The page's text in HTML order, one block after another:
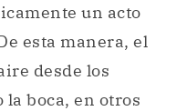
un acto
esta manera, el
desde los
boca, en otros